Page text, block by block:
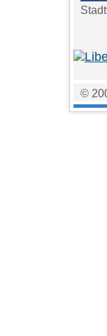
©